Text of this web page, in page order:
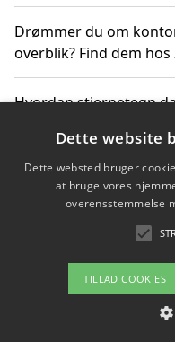
Drømmer du om
overblik? Find dem
Hvordan stjernetegn
Bæredygtige gadgets
Om / kontakt
Dette website
Dette websted bruger
at bruge vores
overensstemmelse
TILLAD COOKIES